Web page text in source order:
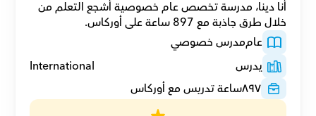
خلال طرق جاذبة مع 897 ساعة على أوركاس.
عاممدرس خصوصي
يدرس
International
٨٩٧ساعة تدريس مع أوركاس